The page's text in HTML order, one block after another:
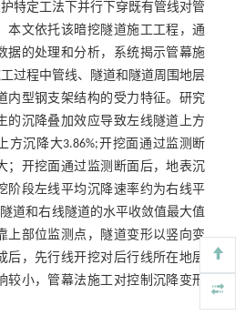
特定工法下并行下穿既有管线对管
本文依托该暗挖隧道施工工程，通
据的处理和分析，系统揭示管幕施
过程中管线、隧道和隧道周围地层
内型钢支架结构的受力特征。研究
的沉降叠加效应导致左线隧道上方
方沉降大3.86%;开挖面通过监测断
；开挖面通过监测断面后，地表沉
阶段左线平均沉降速率约为右线平
道和右线隧道的水平收敛值最大值
上部位监测点，隧道变形以竖向变
后，先行线开挖对后行线所在地层
较小，管幕法施工对控制沉降变形